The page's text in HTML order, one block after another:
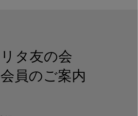
タ友の会
員のご案内